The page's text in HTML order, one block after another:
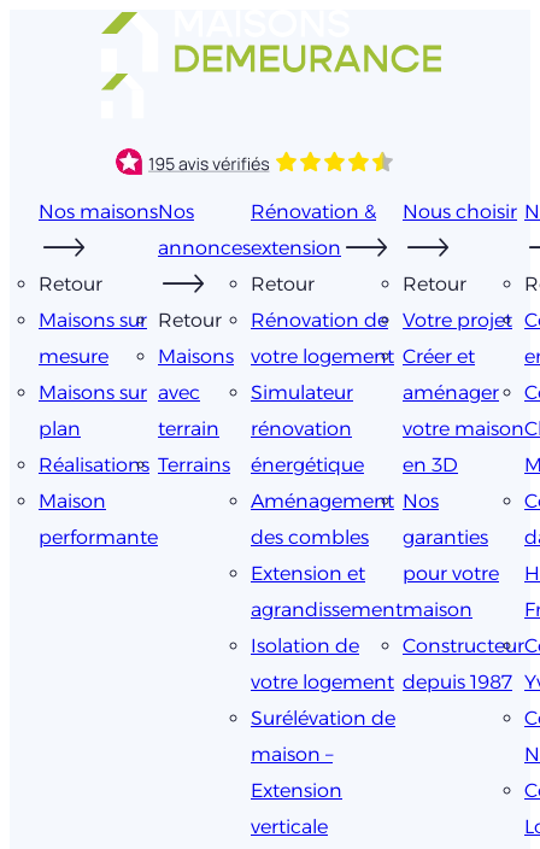
Nos maisons
Retour
Maisons sur
mesure
Maisons sur
plan
Réalisations
Maison
performante
Nos
annonces
Retour
Maisons
avec
terrain
Terrains
Rénovation &
extension
Retour
Rénovation de
votre logement
Simulateur
rénovation
énergétique
Aménagement
des combles
Extension et
agrandissement
Isolation de
votre logement
Surélévation de
maison –
Extension
verticale
Nous choisir
Retour
Votre projet
Créer et
aménager
votre maison
en 3D
Nos
garanties
pour votre
maison
Constructeur
depuis 1987